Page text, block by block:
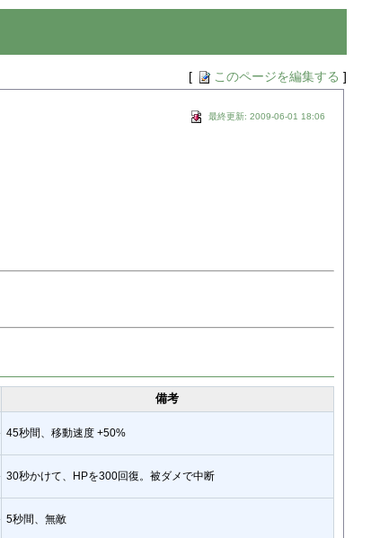
[ このページを編集する ]
最終更新: 2009-06-01 18:06
備考
45秒間、移動速度 +50%
30秒かけて、HPを300回復。被ダメで中断
5秒間、無敵